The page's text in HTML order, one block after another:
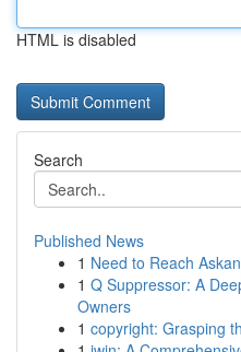
HTML is disabled
Search
Published News
1 Need to Reach
1 Q Suppressor: A
Owners
1 copyright: Grasping